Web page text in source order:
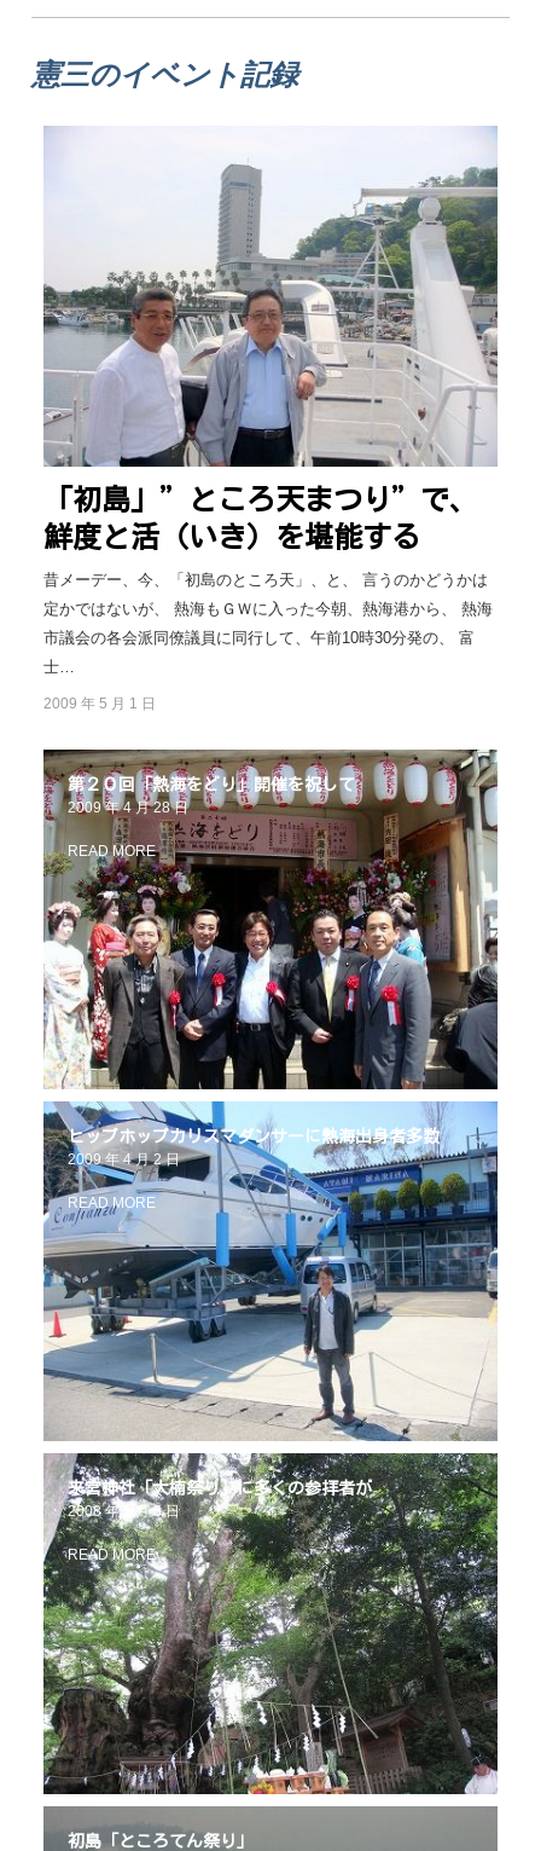
憲三のイベント記録
「初島」”ところ天まつり”で、
鮮度と活（いき）を堪能する
昔メーデー、今、「初島のところ天」、と、 言うのかどうかは
定かではないが、 熱海もＧＷに入った今朝、熱海港から、 熱海
市議会の各会派同僚議員に同行して、午前10時30分発の、 富
士…
2009 年 5 月 1 日
第２０回「熱海をどり」開催を祝して
2009 年 4 月 28 日
READ MORE
ヒップホップカリスマダンサーに熱海出身者多数
2009 年 4 月 2 日
READ MORE
来宮神社「大楠祭り」に多くの参拝者が
2008 年 5 月 5 日
READ MORE
初島「ところてん祭り」